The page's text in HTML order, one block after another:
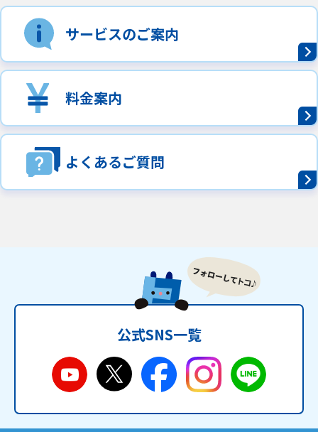
サービスのご案内
料金案内
よくあるご質問
公式SNS一覧